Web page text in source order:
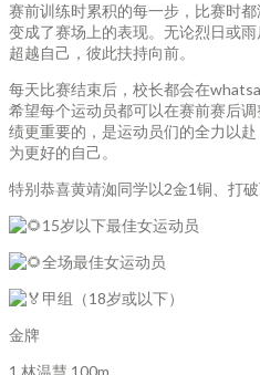
赛前训练时累积的每一步，比赛时
变成了赛场上的表现。无论烈日或
超越自己，彼此扶持向前。
每天比赛结束后，校长都会在
希望每个运动员都可以在赛前赛后
绩更重要的，是运动员们的全力以
为更好的自己。
特别恭喜黄靖洳同学以2金1铜、打
15岁以下最佳女运动员
全场最佳女运动员
甲组（18岁或以下）
金牌